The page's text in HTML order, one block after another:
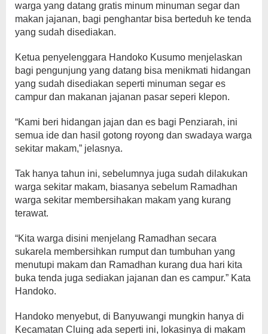
warga yang datang gratis minum minuman segar dan
makan jajanan, bagi penghantar bisa berteduh ke tenda
yang sudah disediakan.
Ketua penyelenggara Handoko Kusumo menjelaskan
bagi pengunjung yang datang bisa menikmati hidangan
yang sudah disediakan seperti minuman segar es
campur dan makanan jajanan pasar seperi klepon.
“Kami beri hidangan jajan dan es bagi Penziarah, ini
semua ide dan hasil gotong royong dan swadaya warga
sekitar makam,” jelasnya.
Tak hanya tahun ini, sebelumnya juga sudah dilakukan
warga sekitar makam, biasanya sebelum Ramadhan
warga sekitar membersihakan makam yang kurang
terawat.
“Kita warga disini menjelang Ramadhan secara
sukarela membersihkan rumput dan tumbuhan yang
menutupi makam dan Ramadhan kurang dua hari kita
buka tenda juga sediakan jajanan dan es campur.” Kata
Handoko.
Handoko menyebut, di Banyuwangi mungkin hanya di
Kecamatan Cluing ada seperti ini, lokasinya di makam